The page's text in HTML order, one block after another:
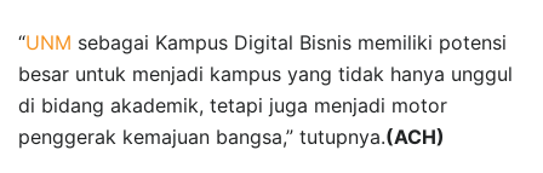
“UNM sebagai Kampus Digital Bisnis memiliki potensi
besar untuk menjadi kampus yang tidak hanya unggul
di bidang akademik, tetapi juga menjadi motor
penggerak kemajuan bangsa,” tutupnya.(ACH)